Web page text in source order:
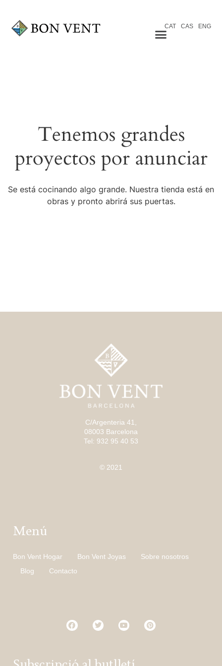
CAT CAS ENG
Tenemos grandes
proyectos por anunciar
Se está cocinando algo grande. Nuestra tienda está en
obras y pronto abrirá sus puertas.
C/Argenteria 41,
08003 Barcelona
Tel: 932 95 40 53
© 2021
Menú
Bon Vent Hogar Bon Vent Joyas
Sobre nosotros
Blog
Contacto